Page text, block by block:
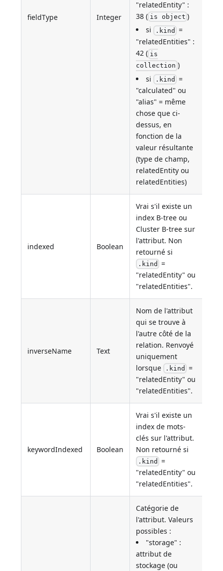
fieldType Integer
"relatedEntity" :
38 ( is object )
si .kind =
"relatedEntities" :
42 ( is
collection )
si .kind =
"calculated" ou
"alias" = même
chose que ci-
dessus, en
fonction de la
valeur résultante
(type de champ,
relatedEntity ou
relatedEntities)
indexed Boolean
Vrai s'il existe un
index B-tree ou
Cluster B-tree sur
l'attribut. Non
retourné si
.kind =
"relatedEntity" ou
"relatedEntities".
inverseName Text
Nom de l'attribut
qui se trouve à
l'autre côté de la
relation. Renvoyé
uniquement
lorsque .kind =
"relatedEntity" ou
"relatedEntities".
keywordIndexed Boolean
Vrai s'il existe un
index de mots-
clés sur l'attribut.
Non retourné si
.kind =
"relatedEntity" ou
"relatedEntities".
Catégorie de
l'attribut. Valeurs
possibles :
"storage" :
attribut de
stockage (ou